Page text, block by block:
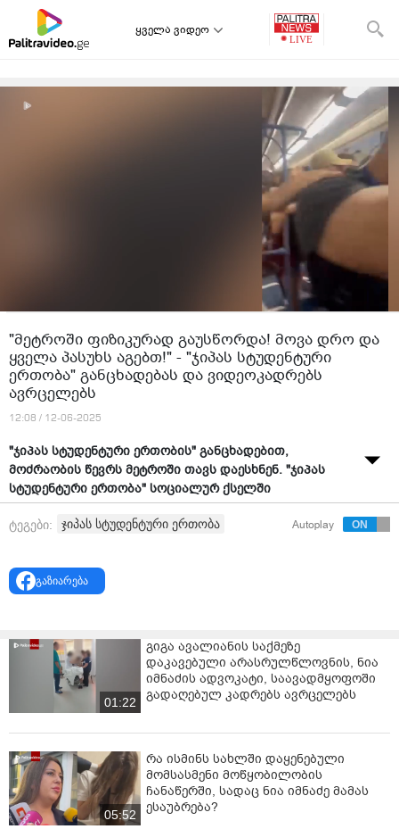
ყველა ვიდეო
"მეტროში ფიზიკურად გაუსწორდა! მოვა დრო და
ყველა პასუხს აგებთ!" - "ჯიპას სტუდენტური
ერთობა" განცხადებას და ვიდეოკადრებს
ავრცელებს
12:08 / 12-06-2025
"ჯიპას სტუდენტური ერთობის" განცხადებით,
მოძრაობის წევრს მეტროში თავს დაესხნენ. "ჯიპას
სტუდენტური ერთობა" სოციალურ ქსელში
ვიდეოკადრებს აქვეყნებს.
რუსული რეჟიმის ტიტუშკა მეტროში აქციის
მონაწილეებს ფიზიკურად გაუსწორდა -
პოლიციამ თავდამსხმელი მხოლოდ რამდენიმე
მეტრით გაარიდა ინციდენტის ეპიცენტრს, თუმცა
შესაკავებლად სათანადო ზომები არ მიიღო, რის
შედეგადაც თავდამსხმელი უკან დაბრუნდა და
ძალადობა გააგრძელა აქციის მონაწილეებზე.
პოლიცია მოქალაქეებს არ იცავს, რეჟიმის მომხრეებს
კი დაუსჯელობის სინდრომი აქვთ და თავს უფლებას
აძლევენ, ფიზიკურად გაუსწორდნენ მოქალაქეებს -
მათ კი პასუხს არავინ სთხოვს.
ტეგები: ჯიპას სტუდენტური ერთობა Autoplay
გაზიარება
01:22
გიგა ავალიანის საქმეზე
დაკავებული არასრულწლოვნის, ნია
იმნაძის ადვოკატი, საავადმყოფოში
გადაღებულ კადრებს ავრცელებს
05:52
რა ისმინს სახლში დაყენებული
მომსასმენი მოწყობილობის
ჩანაწერში, სადაც ნია იმნაძე მამას
ესაუბრება?